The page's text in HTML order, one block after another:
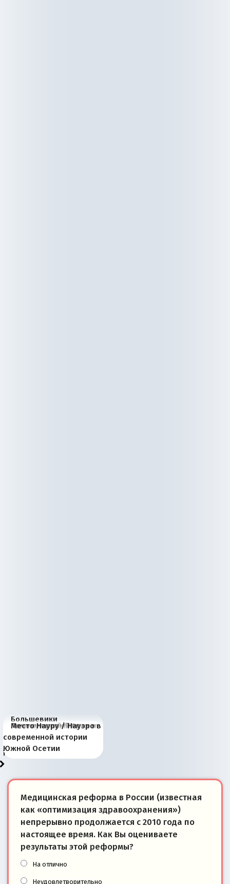
Большевики
отличаются от «Яблока»
тем, что они -
победители
Киевская марионетка
Запада рассказала о
«переобувании» хозяев
В России назрели
перемены: 15 шагов к
суверенной экономике
Миграционный пожар
Европы
Россия начинает
сбрасывать балласт
Анкориджа
Россия зимой 1904
года: первые уступки во
внутренней политике
Русская нация вчера и
сегодня
Почему правый крах в
Варшаве не поможет её
отношениям с Россией?
Место Науру / Науэро в
современной истории
Южной Осетии
Медицинская реформа в России (известная
как «оптимизация здравоохранения»)
непрерывно продолжается с 2010 года по
настоящее время. Как Вы оцениваете
результаты этой реформы?
На отлично
Неудовлетворительно